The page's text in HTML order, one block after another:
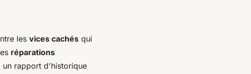
les vices cachés qui
réparations
un rapport d'historique